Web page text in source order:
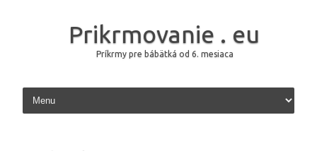
Prikrmovanie . eu
Príkrmy pre bábätká od 6. mesiaca
Skip to content